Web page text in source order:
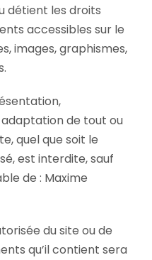
détient les droits
accessibles sur le
images, graphismes,
de tout ou
quel que soit le
est interdite, sauf
de : Maxime
du site ou de
qu’il contient sera